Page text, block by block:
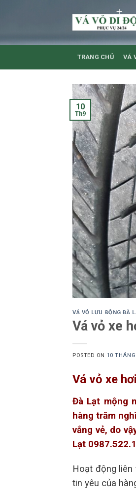
TRANG CHỦ VÁ
10
Th9
VÁ VỎ LƯU ĐỘNG ĐÀ
Vá vỏ xe
POSTED ON 10
Vá vỏ xe
Đà Lạt mộng
hàng trăm
vắng vẻ, do
Lạt
Hoạt động
tin yêu của